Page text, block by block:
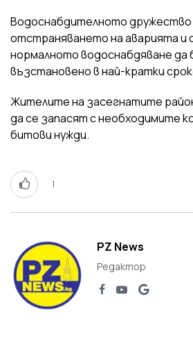
Водоснабдителното
отстраняването на аварията и
нормалното водоснабдяване да
възстановено в най-кратки
Жителите на засегнатите
да се запасят с необходимите
битови нужди.
1
PZ News
Редактор